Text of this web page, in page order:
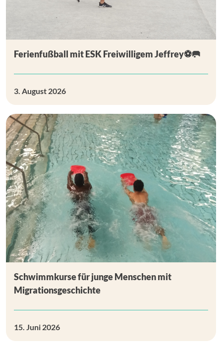
Ferienfußball mit ESK Freiwilligem Jeffrey⚽🥅
3. August 2026
Schwimmkurse für junge Menschen mit
Migrationsgeschichte
15. Juni 2026